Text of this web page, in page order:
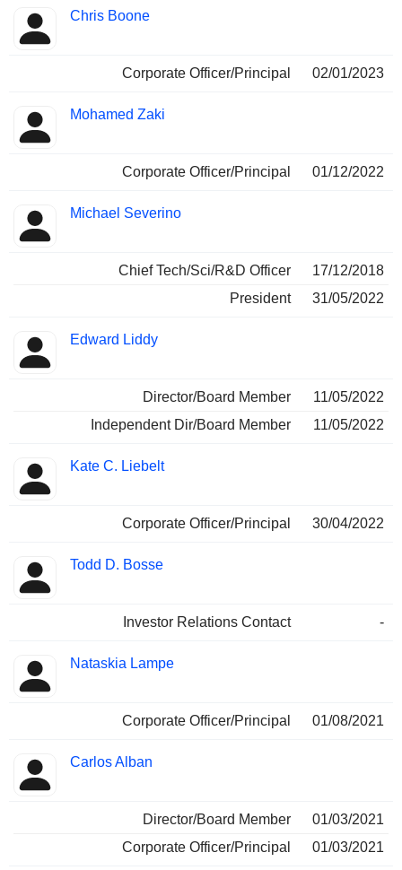
Chris Boone
Corporate Officer/Principal 02/01/2023
Mohamed Zaki
Corporate Officer/Principal 01/12/2022
Michael Severino
Chief Tech/Sci/R&D Officer
17/12/2018
President
31/05/2022
Edward Liddy
Director/Board Member
11/05/2022
Independent Dir/Board Member
11/05/2022
Kate C. Liebelt
Corporate Officer/Principal 30/04/2022
Todd D. Bosse
Investor Relations Contact -
Nataskia Lampe
Corporate Officer/Principal 01/08/2021
Carlos Alban
Director/Board Member
01/03/2021
Corporate Officer/Principal
01/03/2021